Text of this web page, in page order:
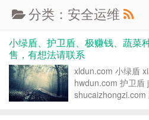
分类：安全运维
小绿盾、护卫盾、极赚钱、蔬菜
售，有想法请联系
xldun.com 小绿盾
hwdun.com 护卫盾